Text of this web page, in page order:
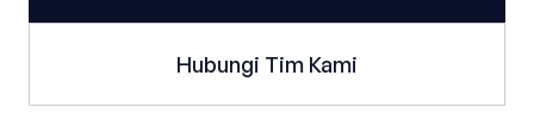
Hubungi Tim Kami